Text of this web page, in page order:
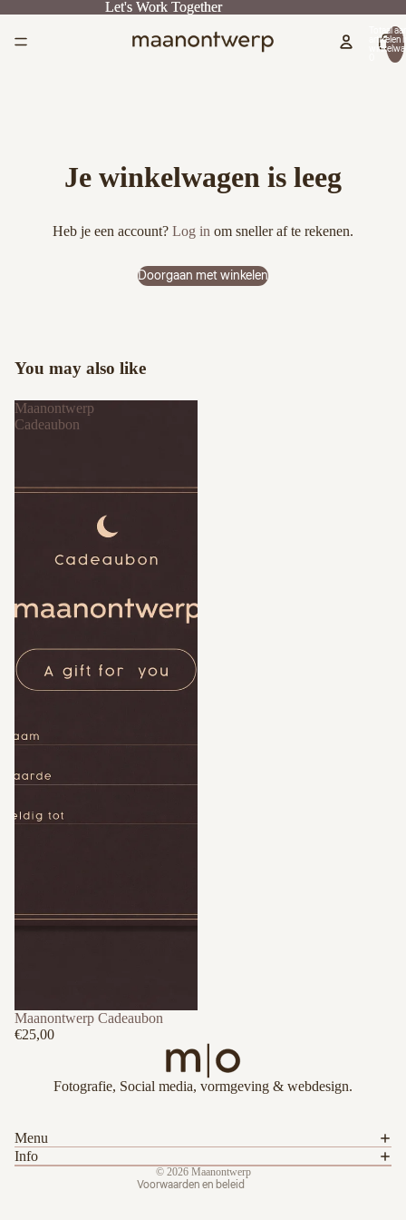
Let's Work Together
Let's Work Together
Totaal
artikelen
Je winkelwagen is leeg
Heb je een account? Log in om sneller af te rekenen.
Doorgaan met winkelen
You may also like
Maanontwerp
Cadeaubon
Maanontwerp Cadeaubon
€25,00
Fotografie, Social media, vormgeving & webdesign.
Menu
Info
© 2026 Maanontwerp
Voorwaarden en beleid